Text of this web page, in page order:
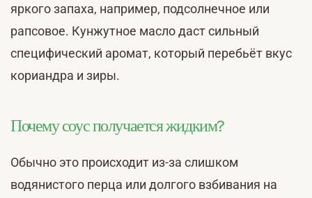
яркого запаха, например, подсолнечное или
рапсовое. Кунжутное масло даст сильный
специфический аромат, который перебьёт вкус
кориандра и зиры.
Почему соус получается жидким?
Обычно это происходит из-за слишком
водянистого перца или долгого взбивания на